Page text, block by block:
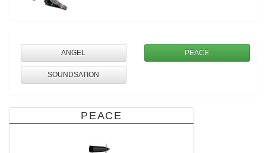
ANGEL PEACE
SOUNDSATION
PEACE